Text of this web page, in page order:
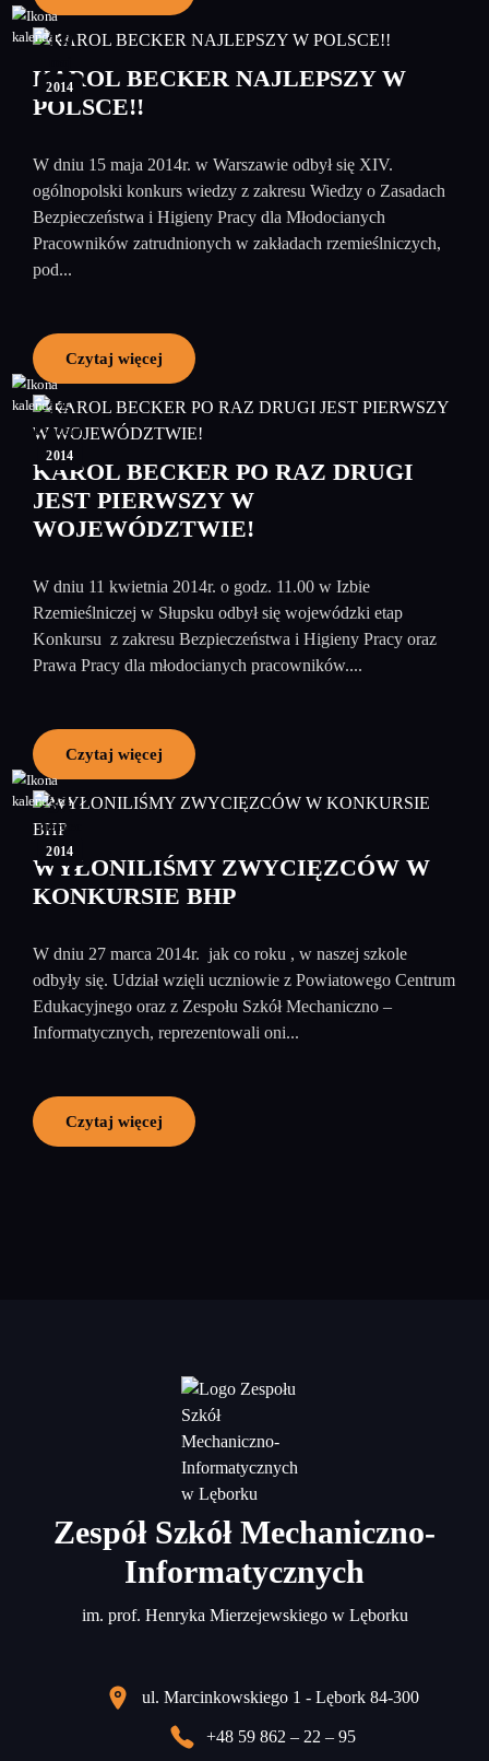
19
2014
KAROL BECKER NAJLEPSZY W
POLSCE!!
W dniu 15 maja 2014r. w Warszawie odbył się XIV.
ogólnopolski konkurs wiedzy z zakresu Wiedzy o Zasadach
Bezpieczeństwa i Higieny Pracy dla Młodocianych
Pracowników zatrudnionych w zakładach rzemieślniczych,
pod...
Czytaj więcej
15
kwiecień
2014
KAROL BECKER PO RAZ DRUGI
JEST PIERWSZY W
WOJEWÓDZTWIE!
W dniu 11 kwietnia 2014r. o godz. 11.00 w Izbie
Rzemieślniczej w Słupsku odbył się wojewódzki etap
Konkursu z zakresu Bezpieczeństwa i Higieny Pracy oraz
Prawa Pracy dla młodocianych pracowników....
Czytaj więcej
31
marzec
2014
WYŁONILIŚMY ZWYCIĘZCÓW W
KONKURSIE BHP
W dniu 27 marca 2014r. jak co roku , w naszej szkole
odbyły się. Udział wzięli uczniowie z Powiatowego Centrum
Edukacyjnego oraz z Zespołu Szkół Mechaniczno –
Informatycznych, reprezentowali oni...
Czytaj więcej
Zespół Szkół Mechaniczno-
Informatycznych
im. prof. Henryka Mierzejewskiego w Lęborku
ul. Marcinkowskiego 1 - Lębork 84-300
+48 59 862 – 22 – 95